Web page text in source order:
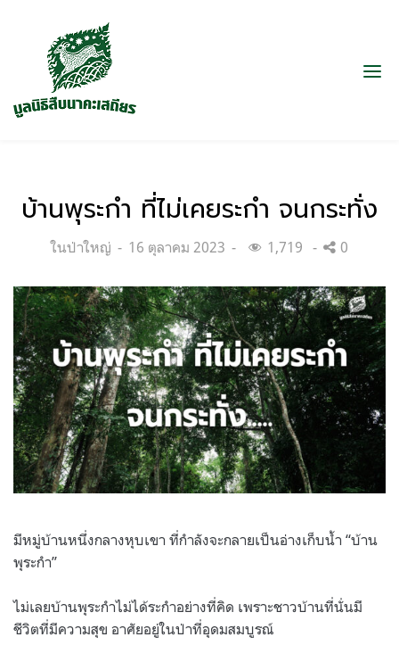
บ้านพุระกำ ที่ไม่เคยระกำ จนกระทั่ง
Categories:
ในป่าใหญ่
Posted
16 ตุลาคม 2023 1,719 0
มีหมู่บ้านหนึ่งกลางหุบเขา ที่กำลังจะกลายเป็นอ่างเก็บน้ำ “บ้าน
พุระกำ”
ไม่เลยบ้านพุระกำไม่ได้ระกำอย่างที่คิด เพราะชาวบ้านที่นั่นมี
ชีวิตที่มีความสุข อาศัยอยู่ในป่าที่อุดมสมบูรณ์